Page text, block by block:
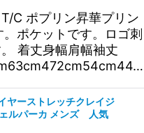
C ポプリン昇華プリン
。ポケットです。ロゴ刺
着丈身幅肩幅袖丈
ーストレッチクレイジ
ルパーカ メンズ 人気